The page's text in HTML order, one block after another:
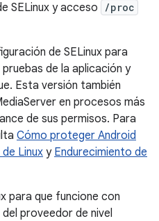
SELinux y acceso
/proc
de SELinux para
de la aplicación y
Esta versión también
en procesos más
de sus permisos. Para
Cómo proteger Android
Linux y Endurecimiento de
para que funcione con
proveedor de nivel